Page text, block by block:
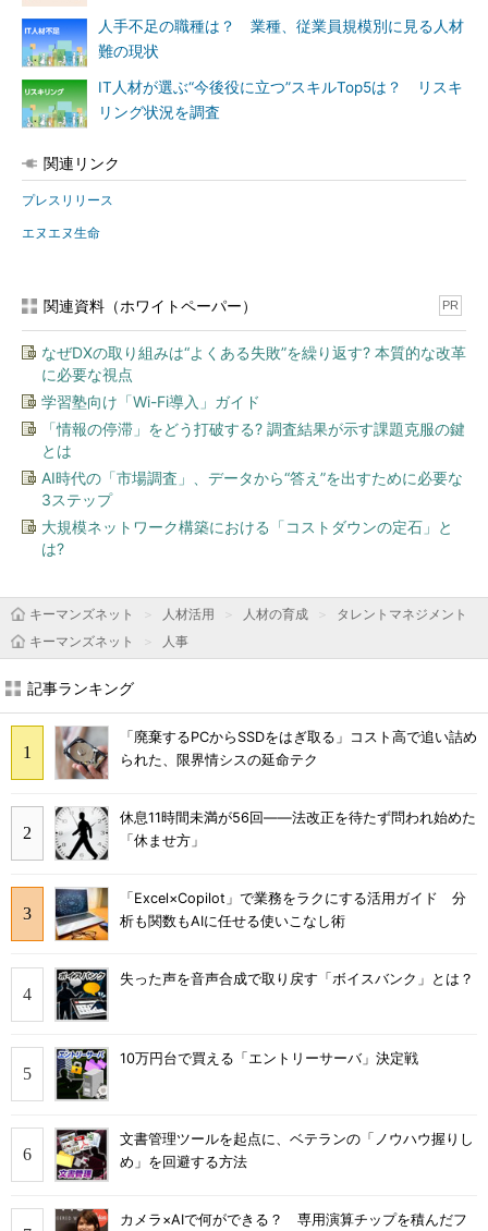
人手不足の職種は？ 業種、従業員規模別に見る人材
難の現状
IT人材が選ぶ“今後役に立つ”スキルTop5は？ リスキ
リング状況を調査
関連リンク
プレスリリース
エヌエヌ生命
関連資料（ホワイトペーパー） PR
なぜDXの取り組みは“よくある失敗”を繰り返す? 本質的な改革
に必要な視点
学習塾向け「Wi-Fi導入」ガイド
「情報の停滞」をどう打破する? 調査結果が示す課題克服の鍵
とは
AI時代の「市場調査」、データから“答え”を出すために必要な
3ステップ
大規模ネットワーク構築における「コストダウンの定石」と
は?
キーマンズネット 人材活用 人材の育成
タレントマネジメント
キーマンズネット
人事
記事ランキング
「廃棄するPCからSSDをはぎ取る」コスト高で追い詰め
られた、限界情シスの延命テク
休息11時間未満が56回――法改正を待たず問われ始めた
「休ませ方」
「Excel×Copilot」で業務をラクにする活用ガイド 分
析も関数もAIに任せる使いこなし術
失った声を音声合成で取り戻す「ボイスバンク」とは？
10万円台で買える「エントリーサーバ」決定戦
文書管理ツールを起点に、ベテランの「ノウハウ握りし
め」を回避する方法
カメラ×AIで何ができる？ 専用演算チップを積んだフ